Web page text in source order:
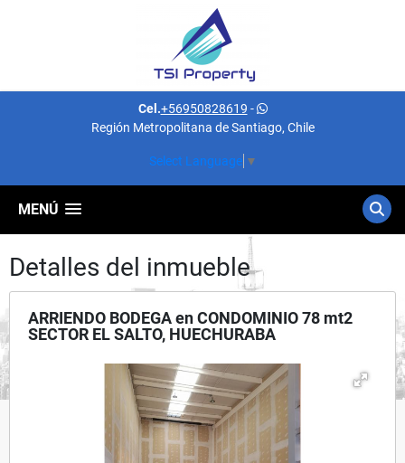
Cel.+56950828619 -
Región Metropolitana de Santiago, Chile
Select Language ▼
MENÚ
Detalles del inmueble
ARRIENDO BODEGA en CONDOMINIO 78 mt2
SECTOR EL SALTO, HUECHURABA